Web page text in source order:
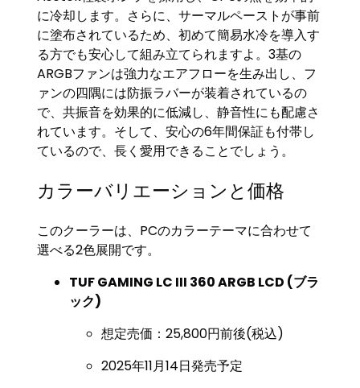
に冷却します。さらに、サーマルペーストが事前
に塗布されているため、初めて簡易水冷を導入す
る方でも安心して組み立てられますよ。3基の
ARGBファンは強力なエアフローを生み出し、フ
ァンの四隅には防振ラバーが装着されているの
で、共振音を効果的に低減し、静音性にも配慮さ
れています。そして、安心の6年間保証も付帯し
ているので、長く愛用できることでしょう。
カラーバリエーションと価格
このクーラーは、PCのカラーテーマに合わせて
選べる2色展開です。
TUF GAMING LC III 360 ARGB LCD (ブラ
ック)
想定売価：25,800円前後(税込)
2025年11月14日発売予定